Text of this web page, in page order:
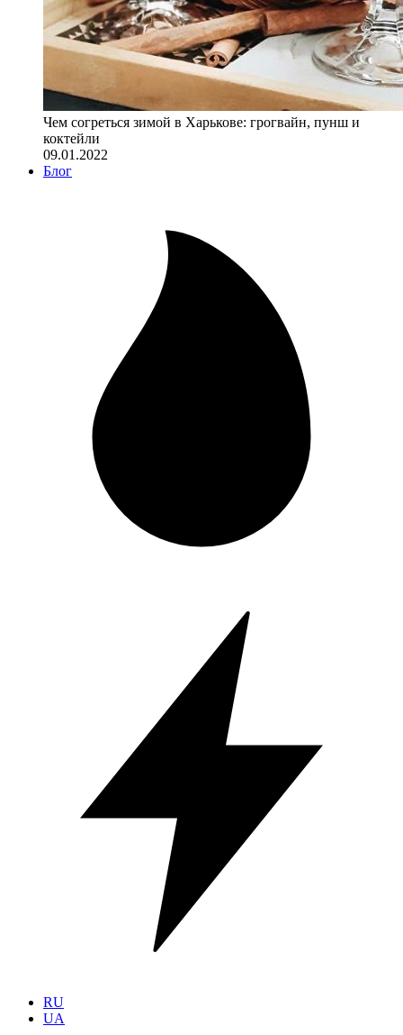
Чем согреться зимой в Харькове: грогвайн, пунш и
коктейли
09.01.2022
Блог
RU
UA